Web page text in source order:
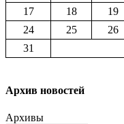
17
18 19
24
25 26
31
Архив новостей
Архивы